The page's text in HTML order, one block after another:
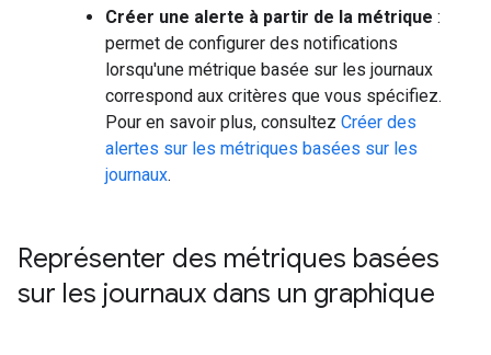
Créer une alerte à partir de la métrique :
permet de configurer des notifications
lorsqu'une métrique basée sur les journaux
correspond aux critères que vous spécifiez.
Pour en savoir plus, consultez Créer des
alertes sur les métriques basées sur les
journaux.
Représenter des métriques basées
sur les journaux dans un graphique